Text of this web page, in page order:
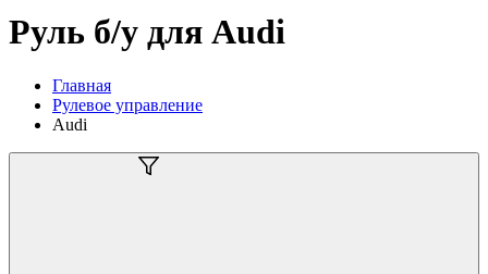
Руль б/у для Audi
Главная
Рулевое управление
Audi